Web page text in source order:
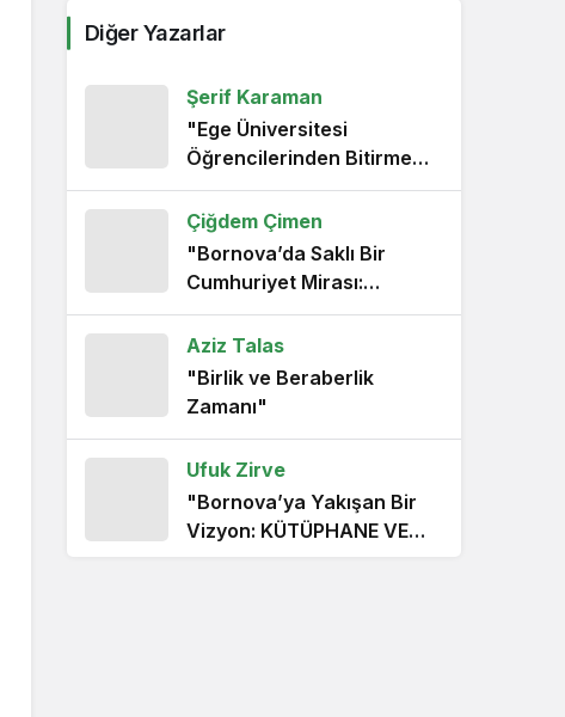
1 yıl önce
19 Mayıs: Umudu Taşıyan Bayram
Bir Mektubun İki Ucu: Çanakkale’nin
Sessiz Kahramanları
Baharın Kanat Sesleri
Maneviyatın Buluşması
PARMAĞINIZDAKİ GÜÇ
Diğer Yazarlar
Şerif Karaman
"Ege Üniversitesi
Öğrencilerinden Bitirme
Projesi Çekimi"
Çiğdem Çimen
"Bornova’da Saklı Bir
Cumhuriyet Mirası:
Zeytinin Hafızası"
Aziz Talas
"Birlik ve Beraberlik
Zamanı"
Ufuk Zirve
"Bornova’ya Yakışan Bir
Vizyon: KÜTÜPHANE VE